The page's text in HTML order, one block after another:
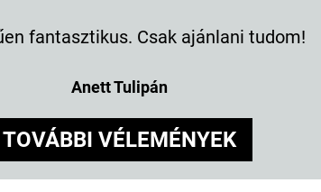
fantasztikus. Csak ajánlani tudom!
Anett Tulipán
TOVÁBBI VÉLEMÉNYEK